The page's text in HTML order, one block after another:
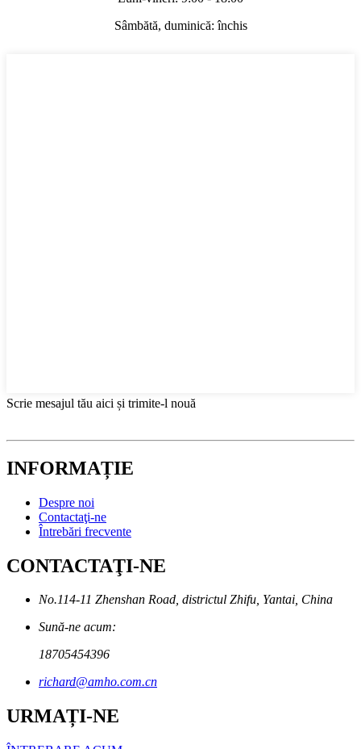
Sâmbătă, duminică: închis
Scrie mesajul tău aici și trimite-l nouă
INFORMAȚIE
Despre noi
Contactaţi-ne
Întrebări frecvente
CONTACTAŢI-NE
No.114-11 Zhenshan Road, districtul Zhifu, Yantai, China
Sună-ne acum:
18705454396
richard@amho.com.cn
URMAȚI-NE